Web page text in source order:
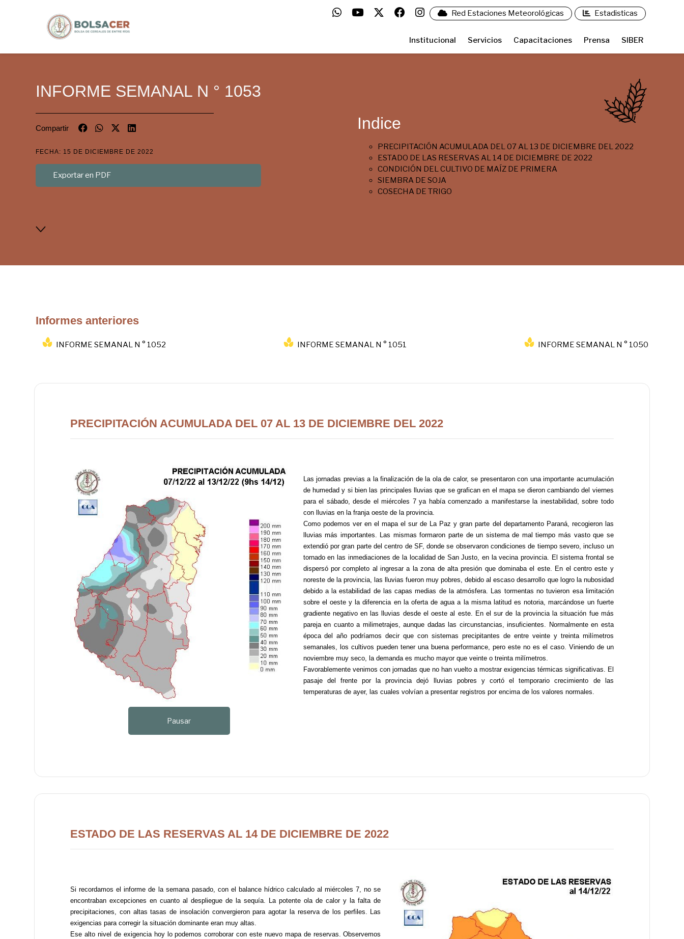
Institucional Servicios Capacitaciones Prensa SIBER
Red Estaciones Meteorológicas Estadisticas
INFORME SEMANAL N ° 1053
Compartir
FECHA: 15 DE DICIEMBRE DE 2022
Exportar en PDF
Indice
PRECIPITACIÓN ACUMULADA DEL 07 AL 13 DE DICIEMBRE DEL 2022
ESTADO DE LAS RESERVAS AL 14 DE DICIEMBRE DE 2022
CONDICIÓN DEL CULTIVO DE MAÍZ DE PRIMERA
SIEMBRA DE SOJA
COSECHA DE TRIGO
Informes anteriores
INFORME SEMANAL N ° 1052 INFORME SEMANAL N ° 1051 INFORME SEMANAL N ° 1050
PRECIPITACIÓN ACUMULADA DEL 07 AL 13 DE DICIEMBRE DEL 2022
Pausar
Las jornadas previas a la finalización de la ola de calor, se presentaron con una importante acumulación
de humedad y si bien las principales lluvias que se grafican en el mapa se dieron cambiando del viernes
para el sábado, desde el miércoles 7 ya había comenzado a manifestarse la inestabilidad, sobre todo
con lluvias en la franja oeste de la provincia.
Como podemos ver en el mapa el sur de La Paz y gran parte del departamento Paraná, recogieron las
lluvias más importantes. Las mismas formaron parte de un sistema de mal tiempo más vasto que se
extendió por gran parte del centro de SF, donde se observaron condiciones de tiempo severo, incluso un
tornado en las inmediaciones de la localidad de San Justo, en la vecina provincia. El sistema frontal se
dispersó por completo al ingresar a la zona de alta presión que dominaba el este. En el centro este y
noreste de la provincia, las lluvias fueron muy pobres, debido al escaso desarrollo que logro la nubosidad
debido a la estabilidad de las capas medias de la atmósfera. Las tormentas no tuvieron esa limitación
sobre el oeste y la diferencia en la oferta de agua a la misma latitud es notoria, marcándose un fuerte
gradiente negativo en las lluvias desde el oeste al este. En el sur de la provincia la situación fue más
pareja en cuanto a milimetrajes, aunque dadas las circunstancias, insuficientes. Normalmente en esta
época del año podríamos decir que con sistemas precipitantes de entre veinte y treinta milímetros
semanales, los cultivos pueden tener una buena performance, pero este no es el caso. Viniendo de un
noviembre muy seco, la demanda es mucho mayor que veinte o treinta milímetros.
Favorablemente venimos con jornadas que no han vuelto a mostrar exigencias térmicas significativas. El
pasaje del frente por la provincia dejó lluvias pobres y cortó el temporario crecimiento de las
temperaturas de ayer, las cuales volvían a presentar registros por encima de los valores normales.
ESTADO DE LAS RESERVAS AL 14 DE DICIEMBRE DE 2022
Si recordamos el informe de la semana pasado, con el balance hídrico calculado al miércoles 7, no se
encontraban excepciones en cuanto al despliegue de la sequía. La potente ola de calor y la falta de
precipitaciones, con altas tasas de insolación convergieron para agotar la reserva de los perfiles. Las
exigencias para corregir la situación dominante eran muy altas.
Ese alto nivel de exigencia hoy lo podemos corroborar con este nuevo mapa de reservas. Observemos